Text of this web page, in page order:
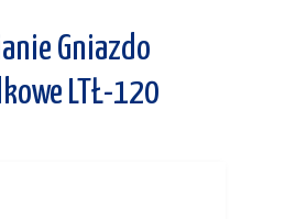
Gniazdo
LTŁ-120